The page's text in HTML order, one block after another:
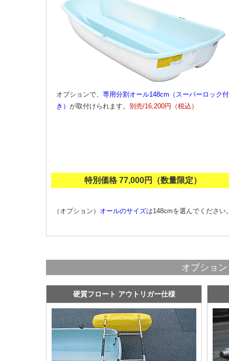
オプションで、 専用分割オール148cm（スーパーロック付
き） が取付けられます。 別売/16,200円（税込）
特別価格 77,000円（数量限定）
（オプション） オールのサイズは148cmを選んでください
オプション
硬質フロート アウトリガー仕様